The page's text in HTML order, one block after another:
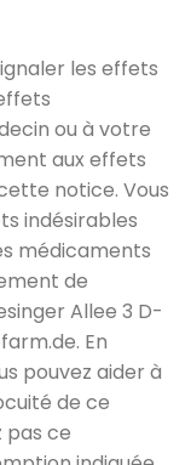
les effets
ou à votre
aux effets
notice. Vous
indésirables
médicaments
de
Allee 3 D-
En
pouvez aider à
de ce
pas ce